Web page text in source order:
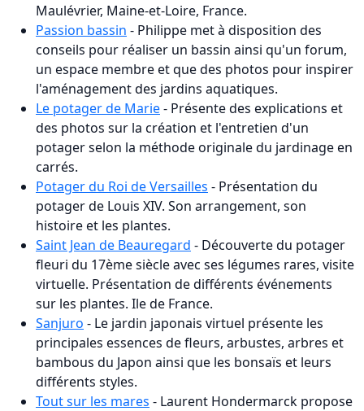
Maulévrier, Maine-et-Loire, France.
Passion bassin - Philippe met à disposition des
conseils pour réaliser un bassin ainsi qu'un forum,
un espace membre et que des photos pour inspirer
l'aménagement des jardins aquatiques.
Le potager de Marie- Présente des explications et
des photos sur la création et l'entretien d'un
potager selon la méthode originale du jardinage en
carrés.
Potager du Roi de Versailles - Présentation du
potager de Louis XIV. Son arrangement, son
histoire et les plantes.
Saint Jean de Beauregard - Découverte du potager
fleuri du 17ème siècle avec ses légumes rares, visite
virtuelle. Présentation de différents événements
sur les plantes. Ile de France.
Sanjuro - Le jardin japonais virtuel présente les
principales essences de fleurs, arbustes, arbres et
bambous du Japon ainsi que les bonsaïs et leurs
différents styles.
Tout sur les mares - Laurent Hondermarck propose